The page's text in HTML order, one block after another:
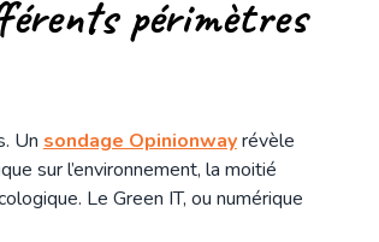
périmètres
Un sondage Opinionwayrévèle
sur l’environnement, la moitié
Le Green IT, ou numérique